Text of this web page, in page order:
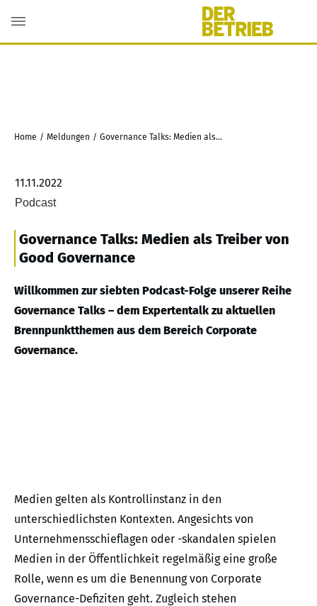
Home / Meldungen / Governance Talks: Medien als Treiber von Good Governance
11.11.2022
Podcast
Governance Talks: Medien als Treiber von
Good Governance
Willkommen zur siebten Podcast-Folge unserer Reihe
Governance Talks – dem Expertentalk zu aktuellen
Brennpunktthemen aus dem Bereich Corporate
Governance.
Medien gelten als Kontrollinstanz in den
unterschiedlichsten Kontexten. Angesichts von
Unternehmensschieflagen oder -skandalen spielen
Medien in der Öffentlichkeit regelmäßig eine große
Rolle, wenn es um die Benennung von Corporate
Governance-Defiziten geht. Zugleich stehen